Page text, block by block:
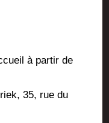
à par­tir de
35, rue du